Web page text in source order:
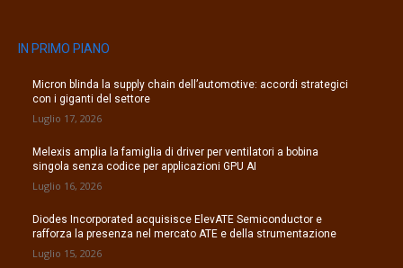
IN PRIMO PIANO
Micron blinda la supply chain dell’automotive: accordi strategici
con i giganti del settore
Luglio 17, 2026
Melexis amplia la famiglia di driver per ventilatori a bobina
singola senza codice per applicazioni GPU AI
Luglio 16, 2026
Diodes Incorporated acquisisce ElevATE Semiconductor e
rafforza la presenza nel mercato ATE e della strumentazione
Luglio 15, 2026